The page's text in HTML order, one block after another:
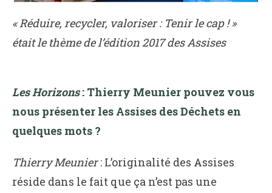
« Réduire, recycler, valoriser : Tenir le cap ! »
était le thème de l’édition 2017 des Assises
Les Horizons: Thierry Meunier pouvez vous
nous présenter les Assises des Déchets en
quelques mots ?
Thierry Meunier: L’originalité des Assises
réside dans le fait que ça n’est pas une